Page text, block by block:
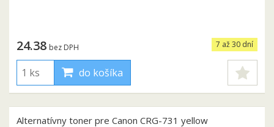
7 až 30 dní
24.38 bez DPH
do košíka
Alternatívny toner pre Canon CRG-731 yellow